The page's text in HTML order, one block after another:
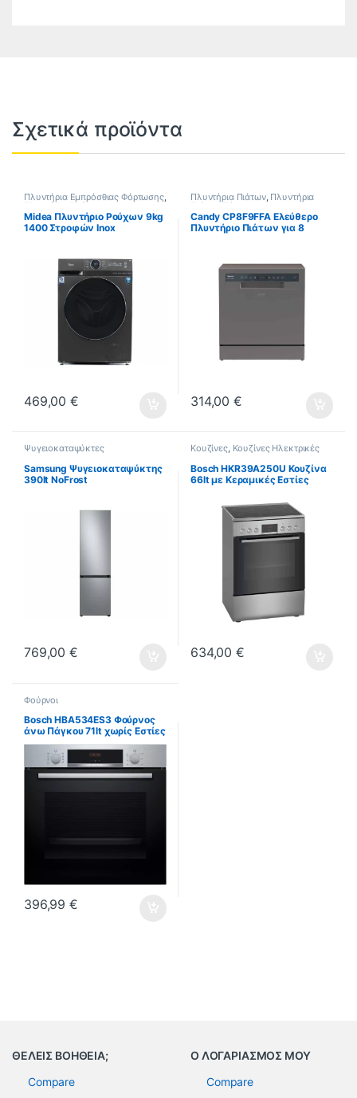
Σχετικά προϊόντα
Πλυντήρια Εμπρόσθιας Φόρτωσης,
Πλυντήρια Ρούχων
Midea Πλυντήριο Ρούχων 9kg
1400 Στροφών Inox
469,00€
Πλυντήρια Πιάτων, Πλυντήρια
Πιάτων Πάγκου
Candy CP8F9FFA Ελεύθερο
Πλυντήριο Πιάτων για 8
314,00€
Ψυγειοκαταψύκτες
Samsung Ψυγειοκαταψύκτης
390lt NoFrost
769,00€
Κουζίνες, Κουζίνες Ηλεκτρικές
Bosch HKR39A250U Κουζίνα
66lt με Κεραμικές Εστίες
634,00€
Φούρνοι
Bosch HBA534ES3 Φούρνος
άνω Πάγκου 71lt χωρίς Εστίες
Π59.4εκ. Inox (ΕΩΣ 12
ΔΟΣΕΙΣ)
396,99€
ΘΕΛΕΙΣ ΒΟΗΘΕΙΑ;
Compare
Ο ΛΟΓΑΡΙΑΣΜΟΣ ΜΟΥ
Compare